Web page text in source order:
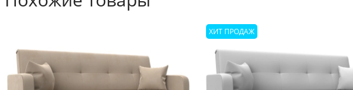
ХИТ ПРОДАЖ